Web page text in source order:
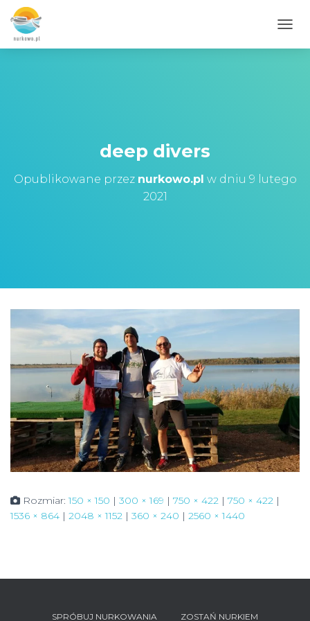
deep divers
Opublikowane przez nurkowo.pl w dniu 9 lutego
2021
Rozmiar:150 × 150 | 300 × 169 | 750 × 422 | 750 × 422 |
1536 × 864 | 2048 × 1152 | 360 × 240 | 2560 × 1440
SPRÓBUJ NURKOWANIA ZOSTAŃ NURKIEM